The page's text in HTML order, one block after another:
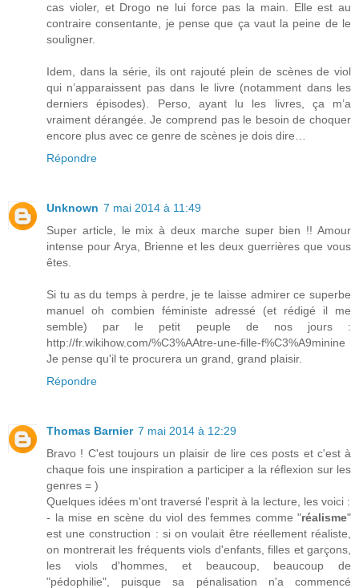
cas violer, et Drogo ne lui force pas la main. Elle est au
contraire consentante, je pense que ça vaut la peine de le
souligner.
Idem, dans la série, ils ont rajouté plein de scènes de viol
qui n’apparaissent pas dans le livre (notamment dans les
derniers épisodes). Perso, ayant lu les livres, ça m’a
vraiment dérangée. Je comprend pas le besoin de choquer
encore plus avec ce genre de scènes je dois dire…
Répondre
Unknown 7 mai 2014 à 11:49
Super article, le mix à deux marche super bien !! Amour
intense pour Arya, Brienne et les deux guerrières que vous
êtes.
Si tu as du temps à perdre, je te laisse admirer ce superbe
manuel oh combien féministe adressé (et rédigé il me
semble) par le petit peuple de nos jours :
http://fr.wikihow.com/%C3%AAtre-une-fille-f%C3%A9minine
Je pense qu'il te procurera un grand, grand plaisir.
Répondre
Thomas Barnier 7 mai 2014 à 12:29
Bravo ! C'est toujours un plaisir de lire ces posts et c'est à
chaque fois une inspiration a participer a la réflexion sur les
genres = )
Quelques idées m'ont traversé l'esprit à la lecture, les voici :
- la mise en scène du viol des femmes comme "réalisme"
est une construction : si on voulait être réellement réaliste,
on montrerait les fréquents viols d'enfants, filles et garçons,
les viols d'hommes, et beaucoup, beaucoup de
"pédophilie", puisque sa pénalisation n'a commencé